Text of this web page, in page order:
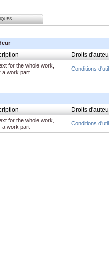
Droits
for the whole work,
a work part
Conditions
Droits
for the whole work,
a work part
Conditions